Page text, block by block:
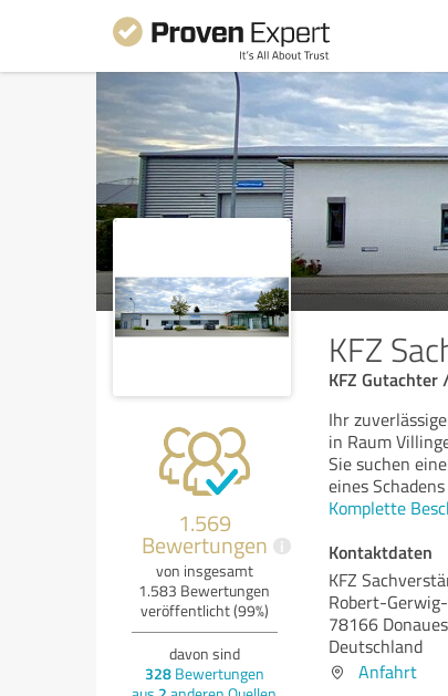
KFZ
KFZ
1.569
Bewertungen i
von insgesamt
1.583 Bewertungen
veröffentlicht (99%)
davon sind
328Bewertungen
Ihr
in Raum
Sie suchen
eines
Komplette
Kontaktdaten
KFZ
Robert-
78166
Deutschland
Anfahrt